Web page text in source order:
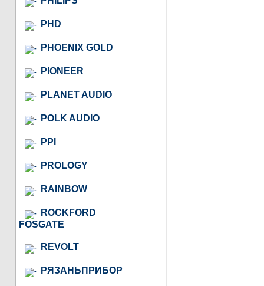
PHD
PHOENIX GOLD
PIONEER
PLANET AUDIO
POLK AUDIO
PPI
PROLOGY
RAINBOW
ROCKFORD
FOSGATE
REVOLT
РЯЗАНЬПРИБОР